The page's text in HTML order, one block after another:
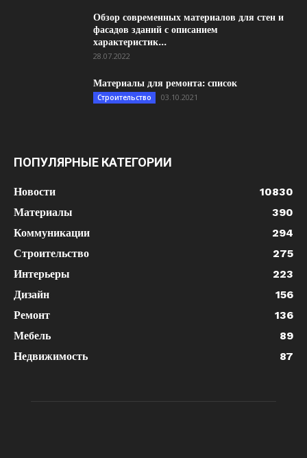
Обзор современных материалов для стен и
фасадов зданий с описанием
характеристик...
28.07.2022
Материалы для ремонта: список
Строительство 03.10.2021
ПОПУЛЯРНЫЕ КАТЕГОРИИ
Новости
10830
Материалы
390
Коммуникации
294
Строительство
275
Интерьеры
223
Дизайн
156
Ремонт
136
Мебель
89
Недвижимость
87